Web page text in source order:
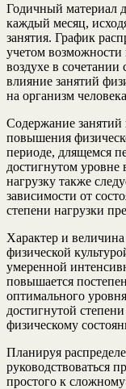
Годичный материал
каждый месяц,
занятия. График
учетом
воздухе в сочетании
влияние занятий
на организм
Содержание занятий
повышения
периоде, длящемся
достигнутом
нагрузку также
зависимости от
степени нагрузки
Характер и
физической
умеренной
повышается
оптимального
достигнутой
физическому
Планируя
руководствоваться
простого к